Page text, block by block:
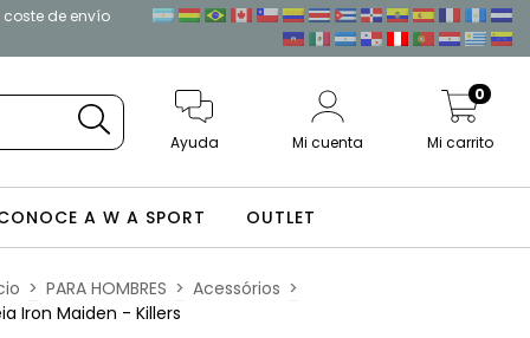
coste de envío
Ayuda Mi cuenta Mi carrito
0
A W A SPORT OUTLET
> PARA HOMBRES > Acessórios >
Iron Maiden - Killers